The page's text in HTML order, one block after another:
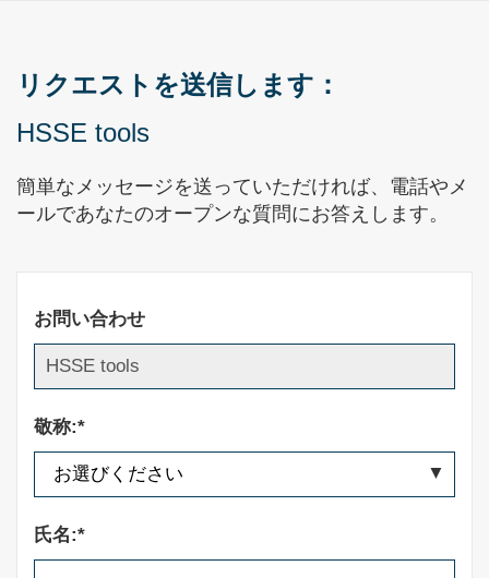
リクエストを送信します：
HSSE tools
簡単なメッセージを送っていただければ、電話やメ
ールであなたのオープンな質問にお答えします。
お問い合わせ
敬称:*
氏名:*